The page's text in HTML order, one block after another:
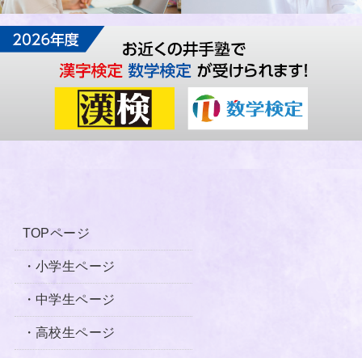
TOPページ
・小学生ページ
・中学生ページ
・高校生ページ